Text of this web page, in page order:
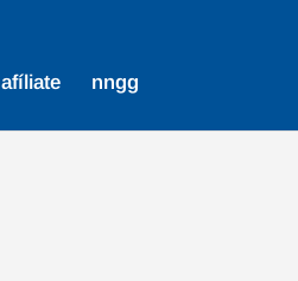
afíliate nngg